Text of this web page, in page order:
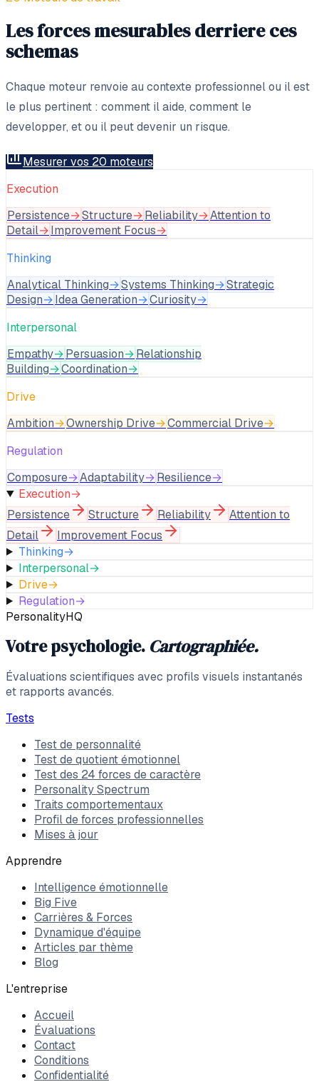
Les forces mesurables derriere ces
schemas
Chaque moteur renvoie au contexte professionnel ou il est
le plus pertinent : comment il aide, comment le
developper, et ou il peut devenir un risque.
Mesurer vos 20 moteurs
Execution
Persistence→Structure→Reliability→Attention to
Detail→Improvement Focus→
Thinking
Analytical Thinking→Systems Thinking→Strategic
Design→Idea Generation→Curiosity→
Interpersonal
Empathy→Persuasion→Relationship
Building→Coordination→
Drive
Ambition→Ownership Drive→Commercial Drive→
Regulation
Composure→Adaptability→Resilience→
Execution→
Persistence
Structure Reliability
Attention to
Detail
Improvement Focus
Thinking→
Interpersonal→
Drive→
Regulation→
PersonalityHQ
Votre psychologie. Cartographiée.
Évaluations scientifiques avec profils visuels instantanés
et rapports avancés.
Tests
Test de personnalité
Test de quotient émotionnel
Test des 24 forces de caractère
Personality Spectrum
Traits comportementaux
Profil de forces professionnelles
Mises à jour
Apprendre
Intelligence émotionnelle
Big Five
Carrières & Forces
Dynamique d'équipe
Articles par thème
Blog
L'entreprise
Accueil
Évaluations
Contact
Conditions
Confidentialité